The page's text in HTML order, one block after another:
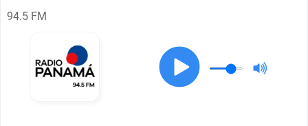
94.5 FM